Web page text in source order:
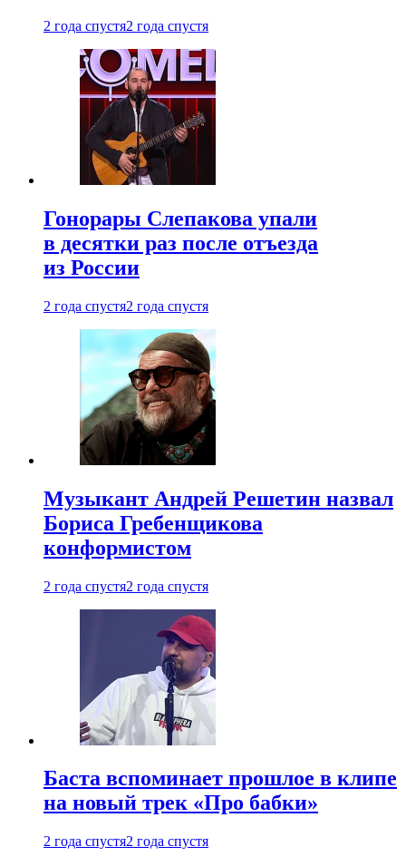
2 года спустя2 года спустя
Гонорары Слепакова упали
в десятки раз после отъезда
из России
2 года спустя2 года спустя
Музыкант Андрей Решетин назвал
Бориса Гребенщикова
конформистом
2 года спустя2 года спустя
Баста вспоминает прошлое в клипе
на новый трек «Про бабки»
2 года спустя2 года спустя